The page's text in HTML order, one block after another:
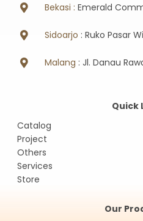
Bekasi : Emerald
Sidoarjo : Ruko Pasar
Malang : Jl. Danau
Quick
Catalog
Project
Others
Services
Store
Our